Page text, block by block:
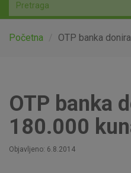
Agro
Mala poduzeća i obrtnici
Globalna tržišta
Faktoring
O nama
Početna OTP banka
OTP banka
180.000
Objavljeno: 6.8.2014